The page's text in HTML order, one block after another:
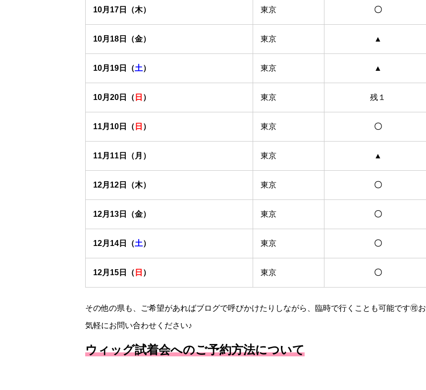
10月17日（木） 東京 〇
10月18日（金） 東京 ▲
10月19日（土） 東京 ▲
10月20日（ 日 ） 東京 残１
11月10日（ 日 ） 東京 〇
11月11日（月） 東京 ▲
12月12日（木） 東京 〇
12月13日（金） 東京 〇
12月14日（土） 東京 〇
12月15日（ 日 ） 東京 〇
その他の県も、ご希望があればブログで呼びかけたりしながら、臨時で行くことも可能です🉑お
気軽にお問い合わせください♪
ウィッグ試着会へのご予約方法について